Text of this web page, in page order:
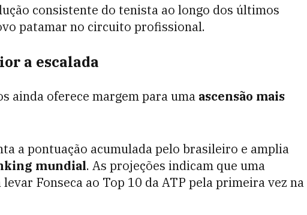
consistente do tenista ao longo dos últimos
patamar no circuito profissional.
a escalada
ainda oferece margem para uma ascensão mais
a pontuação acumulada pelo brasileiro e amplia
mundial. As projeções indicam que uma
Fonseca ao Top 10 da ATP pela primeira vez na